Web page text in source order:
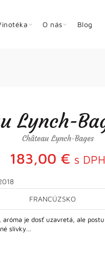
O nás Blog
Lynch-
Château Lynch-Bages
183,00 € s DPH
FRANCÚZSKO
je dosť uzavretá, ale
slivky…